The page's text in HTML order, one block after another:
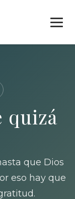
quizá
que Dios
eso hay que